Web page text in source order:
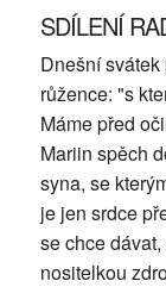
SDÍLENÍ
Dnešní
růžence: "s
Máme před
Mariin spěch
syna, se
je jen srdce
se chce
nositelkou